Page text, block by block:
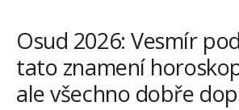
Osud 2026: Vesmír
tato znamení
ale všechno dobře